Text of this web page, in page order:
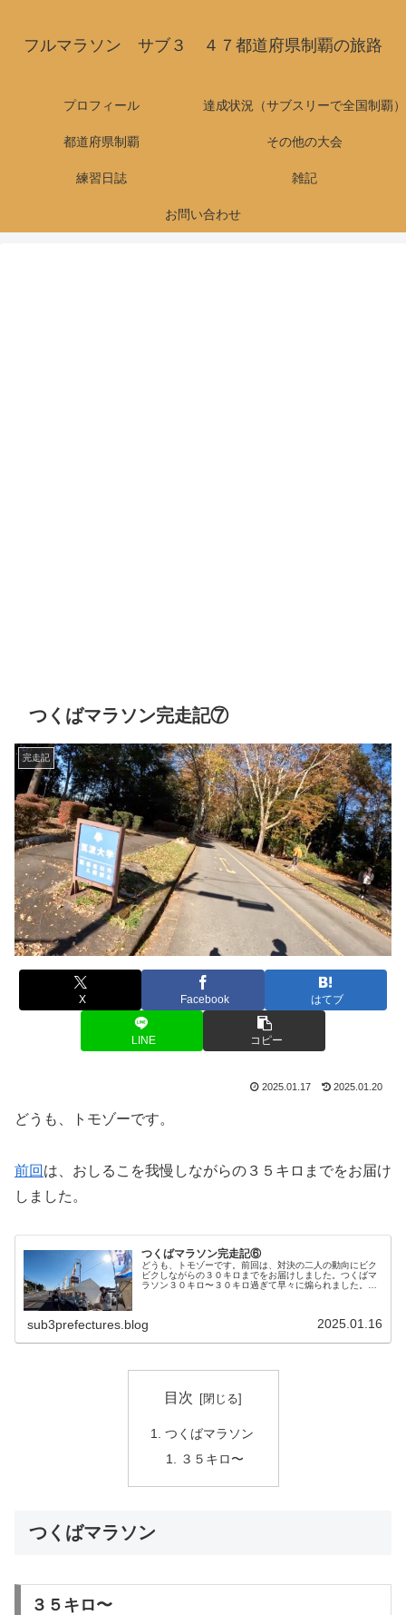
フルマラソン サブ３ ４７都道府県制覇の旅路
プロフィール 達成状況（サブスリーで全国制覇）
都道府県制覇 その他の大会
練習日誌 雑記
お問い合わせ
つくばマラソン完走記⑦
完走記
X Facebook はてブ
LINE コピー
2025.01.17 2025.01.20
どうも、トモゾーです。
前回 は、おしるこを我慢しながらの３５キロまでをお届け
しました。
つくばマラソン完走記⑥
どうも、トモゾーです。前回は、対決の二人の動向にビク
ビクしながらの３０キロまでをお届けしました。つくばマ
ラソン３０キロ〜３０キロ過ぎて早々に煽られました。何
sub3prefectures.blog 2025.01.16
目次
つくばマラソン
３５キロ〜
つくばマラソン
３５キロ〜